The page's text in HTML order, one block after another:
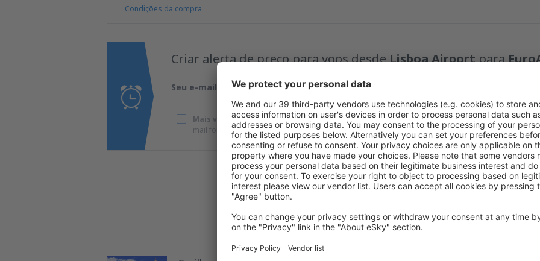
Condições da compra
Criar alerta de preço para voos desdeLisboa Airportpara
Seu e-mail
Mais viagens com ótimos preços na nossa newsletter.Aceito receber informações de
mail fornecido por mim.
Encontramos mais ofertas para você